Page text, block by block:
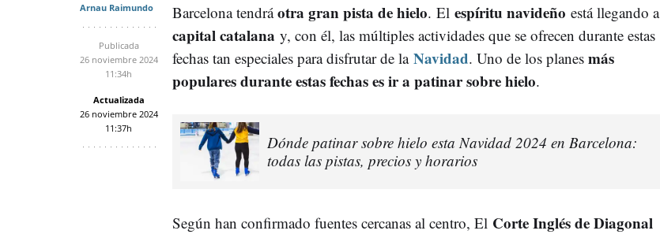
Arnau Raimundo
Publicada
26 noviembre 2024
11:34h
Actualizada
26 noviembre 2024
11:37h
Barcelona tendráotra gran pista de hielo. El espíritu navideño está llegando a
capital catalana y, con él, las múltiples actividades que se ofrecen durante estas
fechas tan especiales para disfrutar de la Navidad. Uno de los planes más
populares durante estas fechas es ir a patinar sobre hielo.
Dónde patinar sobre hielo esta Navidad 2024 en Barcelona:
todas las pistas, precios y horarios
Según han confirmado fuentes cercanas al centro, El Corte Inglés de Diagonal